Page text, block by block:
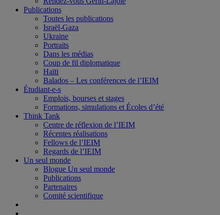
Publications
Toutes les publications
Israël-Gaza
Ukraine
Portraits
Dans les médias
Coup de fil diplomatique
Haïti
Balados – Les conférences de l’IEIM
Étudiant-e-s
Emplois, bourses et stages
Formations, simulations et Écoles d’été
Think Tank
Centre de réflexion de l’IEIM
Récentes réalisations
Fellows de l’IEIM
Regards de l’IEIM
Un seul monde
Blogue Un seul monde
Publications
Partenaires
Comité scientifique